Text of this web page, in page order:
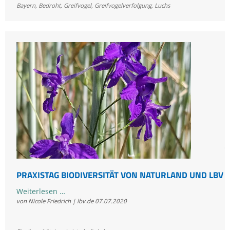
Greifvögel
Bayern, Bedroht, Greifvogel, Greifvogelverfolgung, Luchs
PRAXISTAG BIODIVERSITÄT VON NATURLAND UND LBV
Weiterlesen …
Biodiversität
Naturland
von Nicole Friedrich | lbv.de 07.07.2020